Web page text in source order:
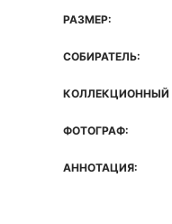
РАЗМЕР:
СОБИРАТЕЛЬ:
КОЛЛЕКЦИОННЫЙ
ФОТОГРАФ:
АННОТАЦИЯ: